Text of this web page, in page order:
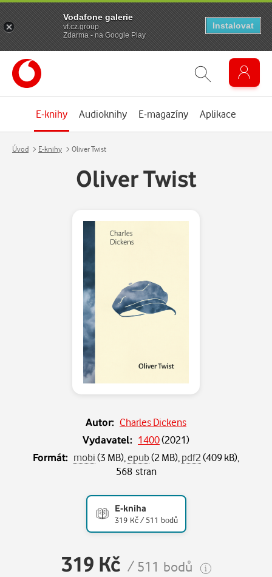
E-knihy Audioknihy E-magazíny Aplikace
Úvod E-knihy Oliver Twist
Oliver Twist
Autor: Charles Dickens
Vydavatel: 1400(2021)
Formát: mobi(3 MB), epub(2 MB), pdf2(409 kB),
568 stran
E-kniha
319 Kč / 511 bodů
319 Kč / 511 bodů
Vodafone galerie
vf.cz.group
Zdarma - na Google Play
Instalovat